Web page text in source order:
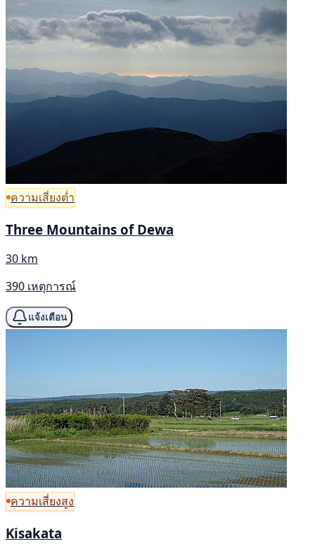
ความเสี่ยงต่ำ
Three Mountains of Dewa
30 km
390 เหตุการณ์
แจ้งเตือน
ความเสี่ยงสูง
Kisakata